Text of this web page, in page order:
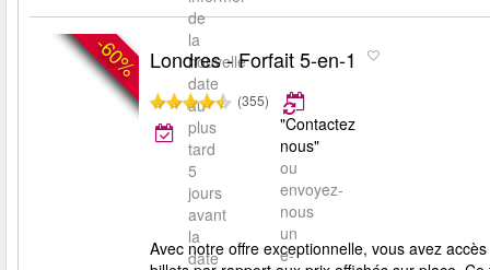
de
la
nouvelle
date
au
plus
tard
5
jours
avant
la
date
-60% Londres - Forfait 5-en-1
(355)
"Contactez
nous"
ou
envoyez-
nous
un
e-
Avec notre offre exceptionnelle, vous avez